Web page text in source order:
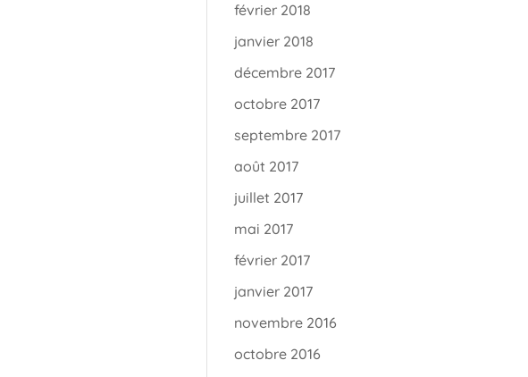
février 2018
janvier 2018
décembre 2017
octobre 2017
septembre 2017
août 2017
juillet 2017
mai 2017
février 2017
janvier 2017
novembre 2016
octobre 2016